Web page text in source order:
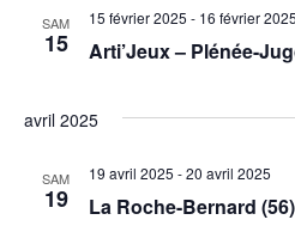
SAM
15 Arti’Jeux – Plénée-
15 février 2025 - 16 février 2025
avril 2025
SAM
19 La Roche-Bernard (56)
19 avril 2025 -20 avril 2025